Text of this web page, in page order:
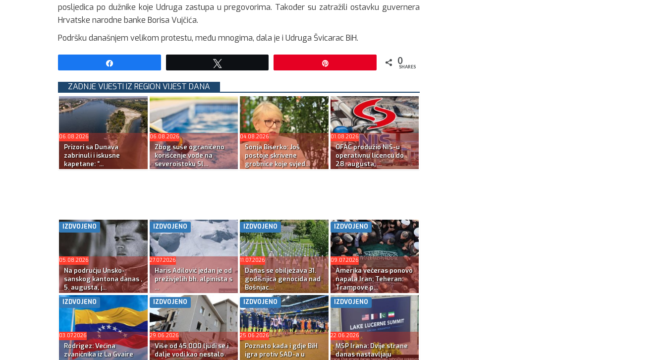
posljedica po dužnike koje Udruga zastupa u pregovorima. Također su zatražili ostavku guvernera
Hrvatske narodne banke Borisa Vujčića.
Podršku današnjem velikom protestu, među mnogima, dala je i Udruga Švicarac BiH.
0
SHARES
ZADNJE VIJESTI IZ REGION VIJEST DANA
06.08.2026
Prizori sa Dunava
zabrinuli i iskusne
kapetane: “...
06.08.2026
Zbog suše ograničeno
korišćenje vode na
severoistoku Sl...
04.08.2026
Sonja Biserko: Još
postoje skrivene
grobnice koje svjed...
01.08.2026
OFAC produžio NIS-u
operativnu licencu do
28. augusta, ...
IZDVOJENO
05.08.2026
Na području Unsko-
sanskog kantona danas ,
5. augusta, j...
IZDVOJENO
27.07.2026
Haris Adilović jedan je od
preživjelih bh. alpinista s
...
IZDVOJENO
11.07.2026
Danas se obilježava 31.
godišnjica genocida nad
Bošnjac...
IZDVOJENO
09.07.2026
Amerika večeras ponovo
napala Iran; Teheran:
Trampove p...
IZDVOJENO
03.07.2026
Rodrigez: Većina
zvaničnika iz La Gvaire
IZDVOJENO
29.06.2026
Više od 45.000 ljudi se i
dalje vodi kao nestalo
IZDVOJENO
25.06.2026
Poznato kada i gdje BiH
igra protiv SAD-a u
IZDVOJENO
22.06.2026
MSP Irana: Dvije strane
danas nastavljaju